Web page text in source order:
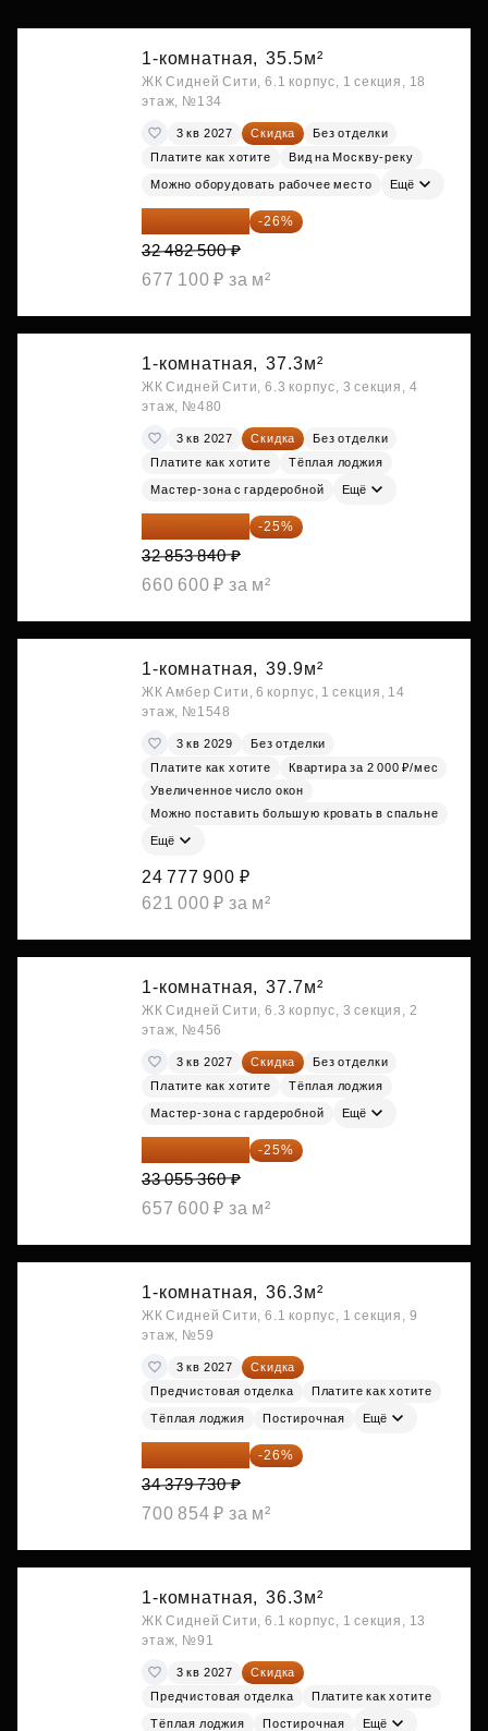
1-комнатная, 35.5м²
ЖК Сидней Сити, 6.1 корпус, 1 секция, 18
этаж, №134
3 кв 2027 Скидка
Без отделки
Платите как хотите
Вид на Москву-реку
Можно оборудовать рабочее место Ещё
24 037 050 ₽ -26%
32 482 500 ₽
677 100 ₽ за м²
1-комнатная, 37.3м²
ЖК Сидней Сити, 6.3 корпус, 3 секция, 4
этаж, №480
3 кв 2027 Скидка
Без отделки
Платите как хотите
Тёплая лоджия
Мастер-зона с гардеробной Ещё
24 640 380 ₽ -25%
32 853 840 ₽
660 600 ₽ за м²
1-комнатная, 39.9м²
ЖК Амбер Сити, 6 корпус, 1 секция, 14
этаж, №1548
3 кв 2029
Без отделки
Платите как хотите
Квартира за 2 000 ₽/мес
Увеличенное число окон
Можно поставить большую кровать в спальне
Ещё
24 777 900 ₽
621 000 ₽ за м²
1-комнатная, 37.7м²
ЖК Сидней Сити, 6.3 корпус, 3 секция, 2
этаж, №456
3 кв 2027 Скидка
Без отделки
Платите как хотите
Тёплая лоджия
Мастер-зона с гардеробной Ещё
24 791 520 ₽ -25%
33 055 360 ₽
657 600 ₽ за м²
1-комнатная, 36.3м²
ЖК Сидней Сити, 6.1 корпус, 1 секция, 9
этаж, №59
3 кв 2027
Скидка
Предчистовая отделка
Платите как хотите
Тёплая лоджия Постирочная Ещё
25 441 000 ₽ -26%
34 379 730 ₽
700 854 ₽ за м²
1-комнатная, 36.3м²
ЖК Сидней Сити, 6.1 корпус, 1 секция, 13
этаж, №91
3 кв 2027
Скидка
Предчистовая отделка
Платите как хотите
Тёплая лоджия Постирочная Ещё